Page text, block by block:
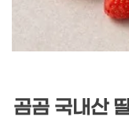
곰곰 국내산